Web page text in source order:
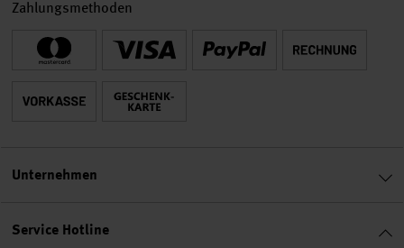
Service Hotline
Zahlungsmethoden
Unternehmen